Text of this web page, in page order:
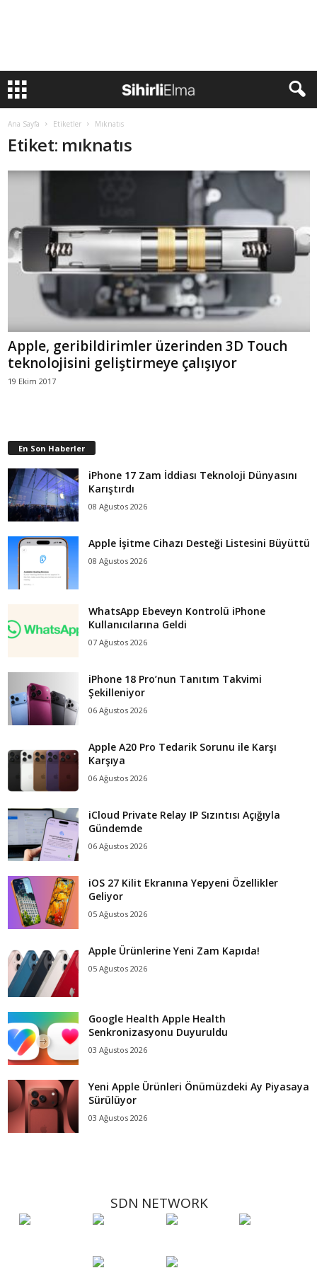
Ana Sayfa Etiketler Mıknatıs
Etiket: mıknatıs
Apple, geribildirimler üzerinden 3D Touch
teknolojisini geliştirmeye çalışıyor
19 Ekim 2017
En Son Haberler
iPhone 17 Zam İddiası Teknoloji Dünyasını
Karıştırdı
08 Ağustos 2026
Apple İşitme Cihazı Desteği Listesini Büyüttü
08 Ağustos 2026
WhatsApp Ebeveyn Kontrolü iPhone
Kullanıcılarına Geldi
07 Ağustos 2026
iPhone 18 Pro’nun Tanıtım Takvimi
Şekilleniyor
06 Ağustos 2026
Apple A20 Pro Tedarik Sorunu ile Karşı
Karşıya
06 Ağustos 2026
iCloud Private Relay IP Sızıntısı Açığıyla
Gündemde
06 Ağustos 2026
iOS 27 Kilit Ekranına Yepyeni Özellikler
Geliyor
05 Ağustos 2026
Apple Ürünlerine Yeni Zam Kapıda!
05 Ağustos 2026
Google Health Apple Health
Senkronizasyonu Duyuruldu
03 Ağustos 2026
Yeni Apple Ürünleri Önümüzdeki Ay Piyasaya
Sürülüyor
03 Ağustos 2026
SDN NETWORK